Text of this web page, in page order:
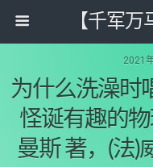
【千军
2021
为什么洗澡时
怪诞有趣的物
曼斯 著，(法)